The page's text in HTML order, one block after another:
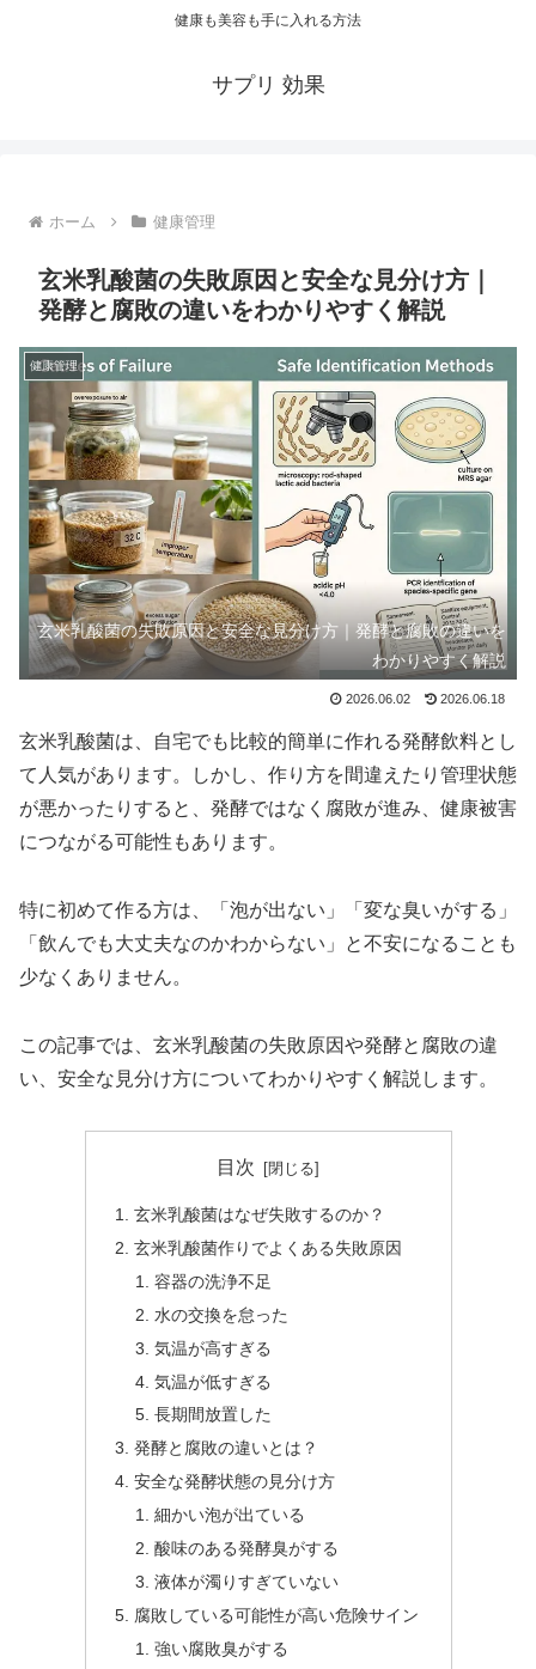
健康も美容も手に入れる方法
サプリ 効果
ホーム 健康管理
玄米乳酸菌の失敗原因と安全な見分け方｜
発酵と腐敗の違いをわかりやすく解説
健康管理
玄米乳酸菌の失敗原因と安全な見分け方｜発酵と腐敗の違いを
わかりやすく解説
2026.06.02 2026.06.18
玄米乳酸菌は、自宅でも比較的簡単に作れる発酵飲料とし
て人気があります。しかし、作り方を間違えたり管理状態
が悪かったりすると、発酵ではなく腐敗が進み、健康被害
につながる可能性もあります。
特に初めて作る方は、「泡が出ない」「変な臭いがする」
「飲んでも大丈夫なのかわからない」と不安になることも
少なくありません。
この記事では、玄米乳酸菌の失敗原因や発酵と腐敗の違
い、安全な見分け方についてわかりやすく解説します。
目次
玄米乳酸菌はなぜ失敗するのか？
玄米乳酸菌作りでよくある失敗原因
容器の洗浄不足
水の交換を怠った
気温が高すぎる
気温が低すぎる
長期間放置した
発酵と腐敗の違いとは？
安全な発酵状態の見分け方
細かい泡が出ている
酸味のある発酵臭がする
液体が濁りすぎていない
腐敗している可能性が高い危険サイン
強い腐敗臭がする